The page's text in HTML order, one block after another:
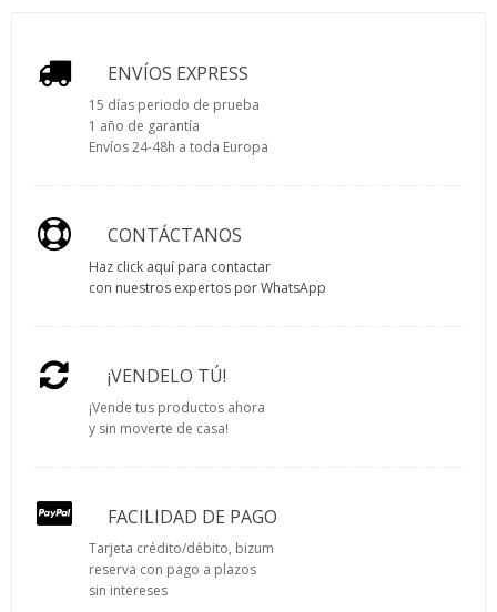
ENVÍOS EXPRESS
15 días periodo de prueba
1 año de garantía
Envíos 24-48h a toda Europa
CONTÁCTANOS
Haz click aquí para contactar
con nuestros expertos por WhatsApp
¡VENDELO TÚ!
¡Vende tus productos ahora
y sin moverte de casa!
FACILIDAD DE PAGO
Tarjeta crédito/débito, bizum
reserva con pago a plazos
sin intereses